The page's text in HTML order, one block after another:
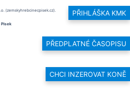
PŘIHLÁŠKA KMK
PŘEDPLATNÉ ČASOPISU
CHCI INZEROVAT KONĚ
(zemskyhrebcinecpisek.cz).
Pisek